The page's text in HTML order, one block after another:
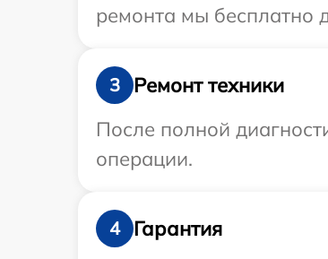
ремонта мы бесплатно
3
Ремонт техники
После полной
операции.
4
Гарантия